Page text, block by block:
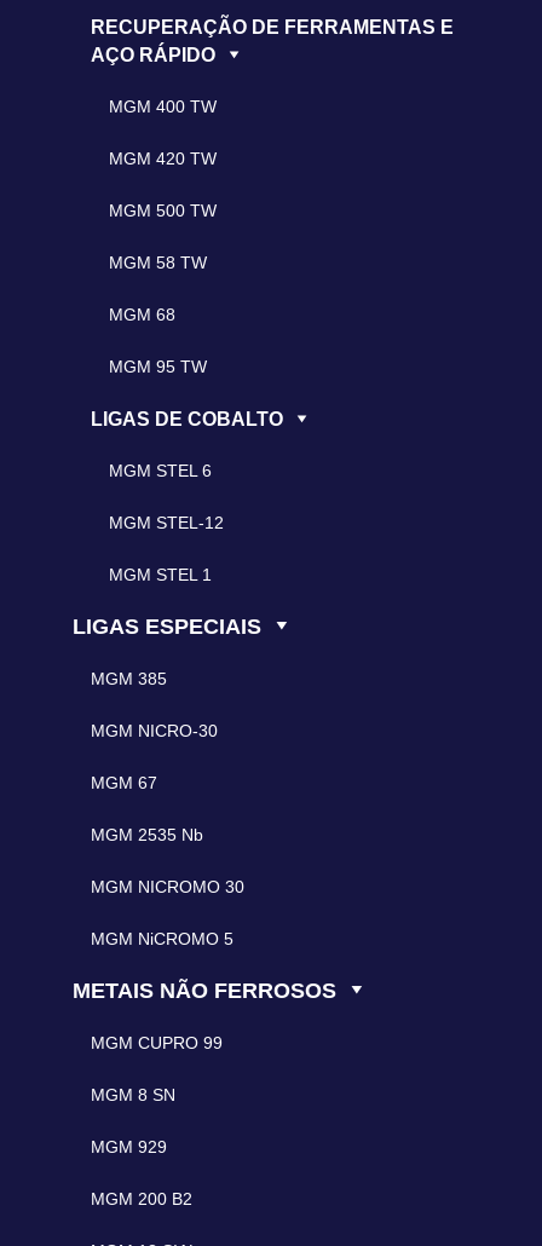
RECUPERAÇÃO DE FERRAMENTAS E
AÇO RÁPIDO
MGM 400 TW
MGM 420 TW
MGM 500 TW
MGM 58 TW
MGM 68
MGM 95 TW
LIGAS DE COBALTO
MGM STEL 6
MGM STEL-12
MGM STEL 1
LIGAS ESPECIAIS
MGM 385
MGM NICRO-30
MGM 67
MGM 2535 Nb
MGM NICROMO 30
MGM NiCROMO 5
METAIS NÃO FERROSOS
MGM CUPRO 99
MGM 8 SN
MGM 929
MGM 200 B2